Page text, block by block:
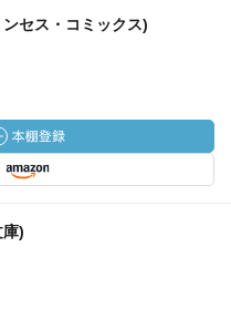
セス・コミックス)
)